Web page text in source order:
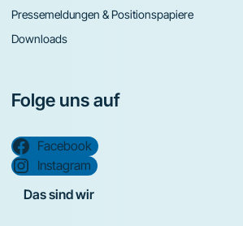
Pressemeldungen & Positionspapiere
Downloads
Folge uns auf
Facebook
Instagram
Das sind wir